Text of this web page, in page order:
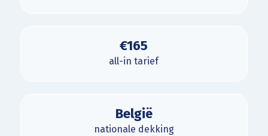
€165
all-in tarief
België
nationale dekking